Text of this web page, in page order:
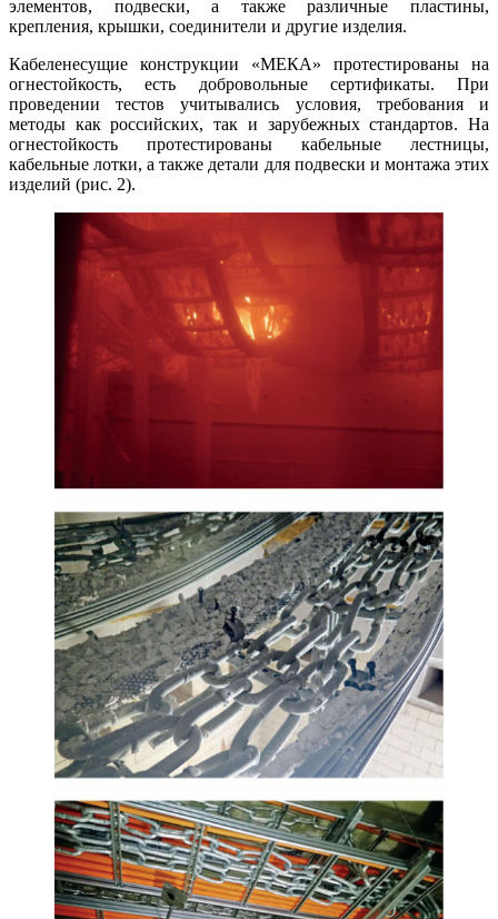
элементов, подвески, а также различные пластины,
крепления, крышки, соединители и другие изделия.
Кабеленесущие конструкции «МЕКА» протестированы на
огнестойкость, есть добровольные сертификаты. При
проведении тестов учитывались условия, требования и
методы как российских, так и зарубежных стандартов. На
огнестойкость протестированы кабельные лестницы,
кабельные лотки, а также детали для подвески и монтажа этих
изделий (рис. 2).